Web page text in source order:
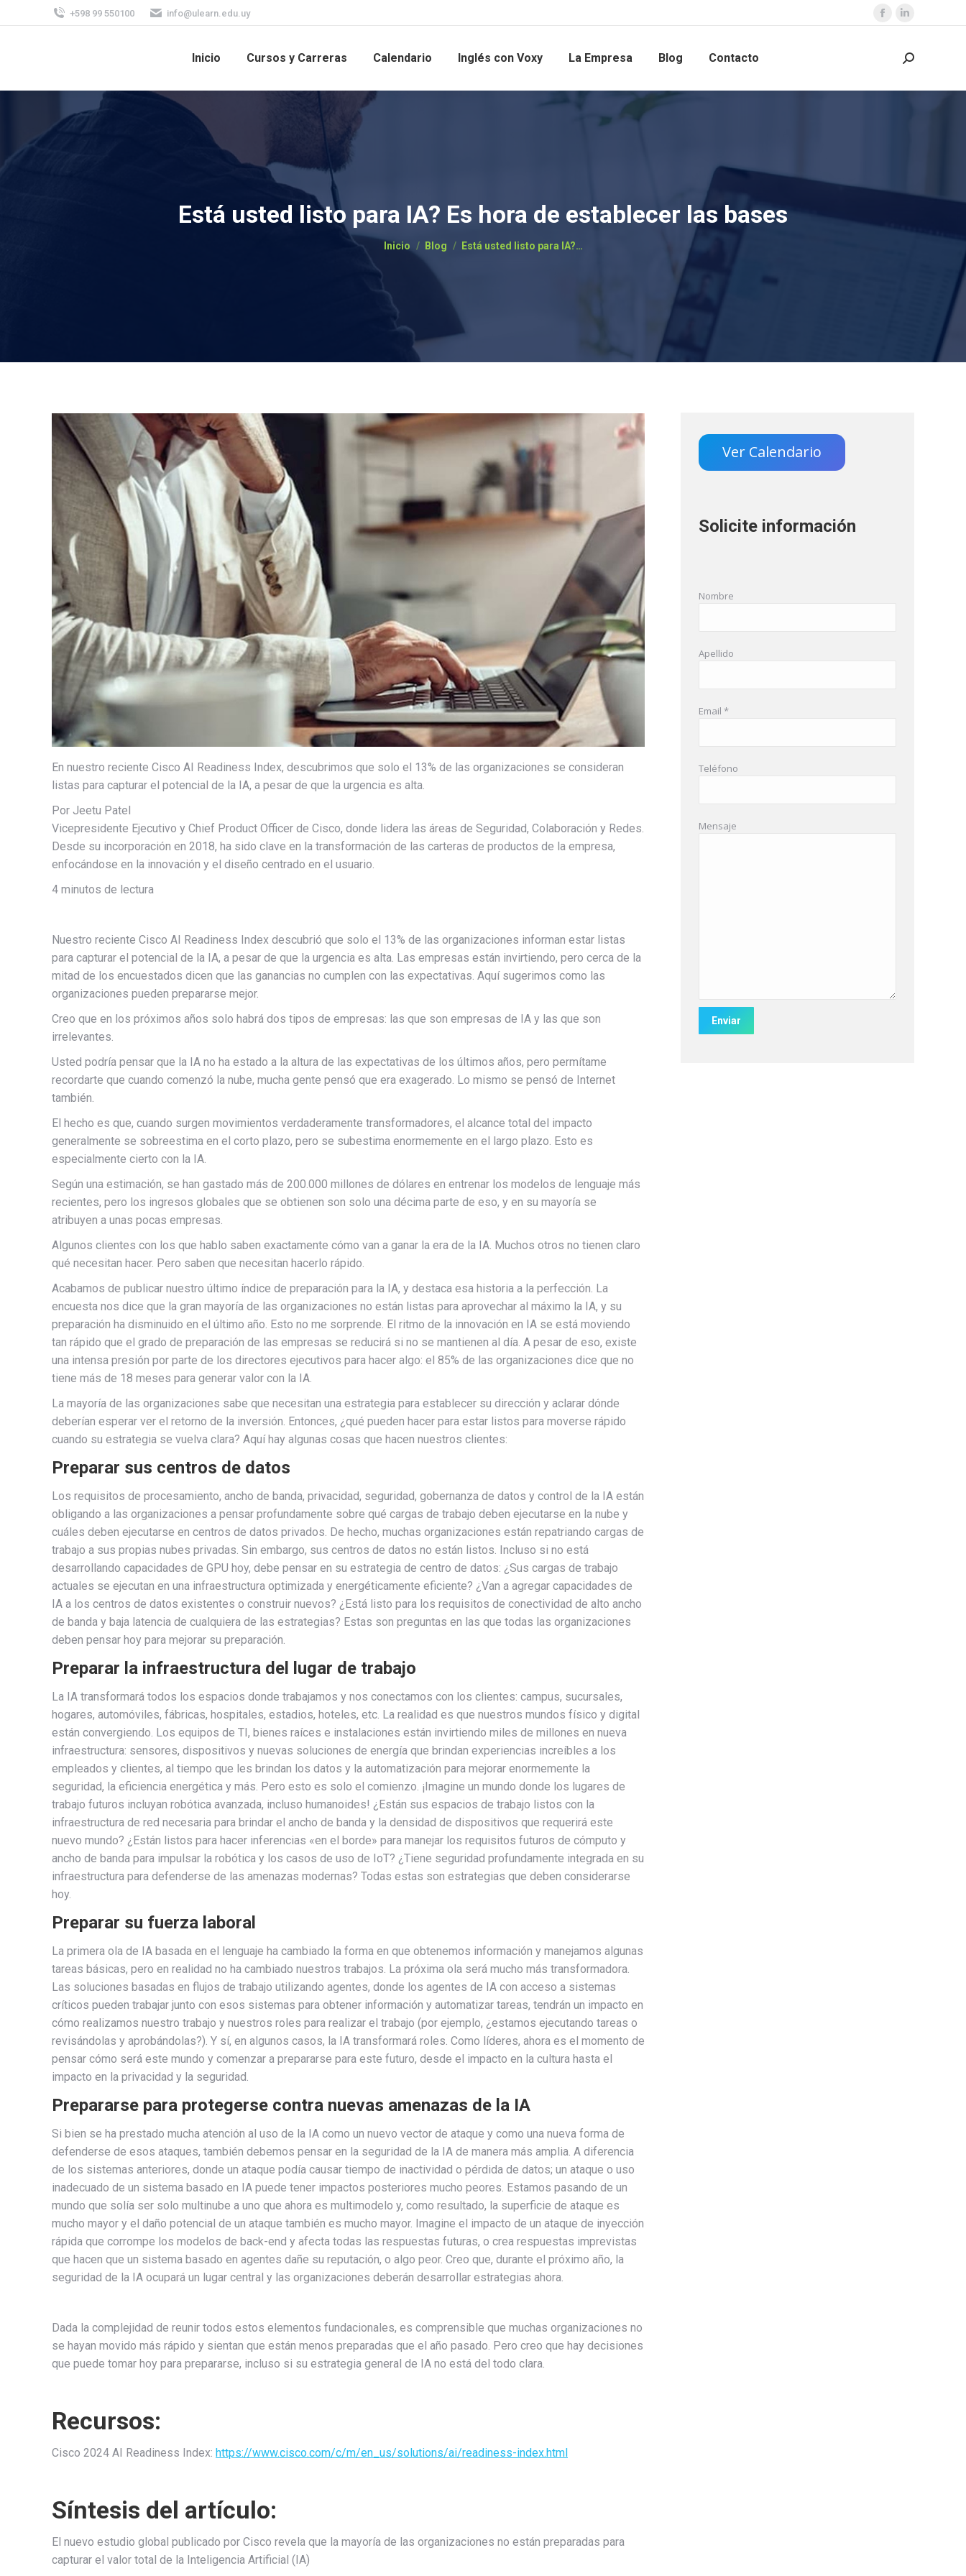
+598 99 550100 info@ulearn.edu.uy
Inicio Cursos y Carreras Calendario Inglés con Voxy La Empresa Blog Contacto
Está usted listo para IA? Es hora de establecer las bases
Estás aquí:
Inicio Blog Está usted listo para IA?…
En nuestro reciente Cisco AI Readiness Index, descubrimos que solo el 13% de las organizaciones se consideran
listas para capturar el potencial de la IA, a pesar de que la urgencia es alta.
Por Jeetu Patel
Vicepresidente Ejecutivo y Chief Product Officer de Cisco, donde lidera las áreas de Seguridad, Colaboración y Redes.
Desde su incorporación en 2018, ha sido clave en la transformación de las carteras de productos de la empresa,
enfocándose en la innovación y el diseño centrado en el usuario.
4 minutos de lectura
Nuestro reciente Cisco AI Readiness Index descubrió que solo el 13% de las organizaciones informan estar listas
para capturar el potencial de la IA, a pesar de que la urgencia es alta. Las empresas están invirtiendo, pero cerca de la
mitad de los encuestados dicen que las ganancias no cumplen con las expectativas. Aquí sugerimos como las
organizaciones pueden prepararse mejor.
Creo que en los próximos años solo habrá dos tipos de empresas: las que son empresas de IA y las que son
irrelevantes.
Usted podría pensar que la IA no ha estado a la altura de las expectativas de los últimos años, pero permítame
recordarte que cuando comenzó la nube, mucha gente pensó que era exagerado. Lo mismo se pensó de Internet
también.
El hecho es que, cuando surgen movimientos verdaderamente transformadores, el alcance total del impacto
generalmente se sobreestima en el corto plazo, pero se subestima enormemente en el largo plazo. Esto es
especialmente cierto con la IA.
Según una estimación, se han gastado más de 200.000 millones de dólares en entrenar los modelos de lenguaje más
recientes, pero los ingresos globales que se obtienen son solo una décima parte de eso, y en su mayoría se
atribuyen a unas pocas empresas.
Algunos clientes con los que hablo saben exactamente cómo van a ganar la era de la IA. Muchos otros no tienen claro
qué necesitan hacer. Pero saben que necesitan hacerlo rápido.
Acabamos de publicar nuestro último índice de preparación para la IA, y destaca esa historia a la perfección. La
encuesta nos dice que la gran mayoría de las organizaciones no están listas para aprovechar al máximo la IA, y su
preparación ha disminuido en el último año. Esto no me sorprende. El ritmo de la innovación en IA se está moviendo
tan rápido que el grado de preparación de las empresas se reducirá si no se mantienen al día. A pesar de eso, existe
una intensa presión por parte de los directores ejecutivos para hacer algo: el 85% de las organizaciones dice que no
tiene más de 18 meses para generar valor con la IA.
La mayoría de las organizaciones sabe que necesitan una estrategia para establecer su dirección y aclarar dónde
deberían esperar ver el retorno de la inversión. Entonces, ¿qué pueden hacer para estar listos para moverse rápido
cuando su estrategia se vuelva clara? Aquí hay algunas cosas que hacen nuestros clientes:
Preparar sus centros de datos
Los requisitos de procesamiento, ancho de banda, privacidad, seguridad, gobernanza de datos y control de la IA están
obligando a las organizaciones a pensar profundamente sobre qué cargas de trabajo deben ejecutarse en la nube y
cuáles deben ejecutarse en centros de datos privados. De hecho, muchas organizaciones están repatriando cargas de
trabajo a sus propias nubes privadas. Sin embargo, sus centros de datos no están listos. Incluso si no está
desarrollando capacidades de GPU hoy, debe pensar en su estrategia de centro de datos: ¿Sus cargas de trabajo
actuales se ejecutan en una infraestructura optimizada y energéticamente eficiente? ¿Van a agregar capacidades de
IA a los centros de datos existentes o construir nuevos? ¿Está listo para los requisitos de conectividad de alto ancho
de banda y baja latencia de cualquiera de las estrategias? Estas son preguntas en las que todas las organizaciones
deben pensar hoy para mejorar su preparación.
Preparar la infraestructura del lugar de trabajo
La IA transformará todos los espacios donde trabajamos y nos conectamos con los clientes: campus, sucursales,
hogares, automóviles, fábricas, hospitales, estadios, hoteles, etc. La realidad es que nuestros mundos físico y digital
están convergiendo. Los equipos de TI, bienes raíces e instalaciones están invirtiendo miles de millones en nueva
infraestructura: sensores, dispositivos y nuevas soluciones de energía que brindan experiencias increíbles a los
empleados y clientes, al tiempo que les brindan los datos y la automatización para mejorar enormemente la
seguridad, la eficiencia energética y más. Pero esto es solo el comienzo. ¡Imagine un mundo donde los lugares de
trabajo futuros incluyan robótica avanzada, incluso humanoides! ¿Están sus espacios de trabajo listos con la
infraestructura de red necesaria para brindar el ancho de banda y la densidad de dispositivos que requerirá este
nuevo mundo? ¿Están listos para hacer inferencias «en el borde» para manejar los requisitos futuros de cómputo y
ancho de banda para impulsar la robótica y los casos de uso de IoT? ¿Tiene seguridad profundamente integrada en su
infraestructura para defenderse de las amenazas modernas? Todas estas son estrategias que deben considerarse
hoy.
Preparar su fuerza laboral
La primera ola de IA basada en el lenguaje ha cambiado la forma en que obtenemos información y manejamos algunas
tareas básicas, pero en realidad no ha cambiado nuestros trabajos. La próxima ola será mucho más transformadora.
Las soluciones basadas en flujos de trabajo utilizando agentes, donde los agentes de IA con acceso a sistemas
críticos pueden trabajar junto con esos sistemas para obtener información y automatizar tareas, tendrán un impacto en
cómo realizamos nuestro trabajo y nuestros roles para realizar el trabajo (por ejemplo, ¿estamos ejecutando tareas o
revisándolas y aprobándolas?). Y sí, en algunos casos, la IA transformará roles. Como líderes, ahora es el momento de
pensar cómo será este mundo y comenzar a prepararse para este futuro, desde el impacto en la cultura hasta el
impacto en la privacidad y la seguridad.
Prepararse para protegerse contra nuevas amenazas de la IA
Si bien se ha prestado mucha atención al uso de la IA como un nuevo vector de ataque y como una nueva forma de
defenderse de esos ataques, también debemos pensar en la seguridad de la IA de manera más amplia. A diferencia
de los sistemas anteriores, donde un ataque podía causar tiempo de inactividad o pérdida de datos; un ataque o uso
inadecuado de un sistema basado en IA puede tener impactos posteriores mucho peores. Estamos pasando de un
mundo que solía ser solo multinube a uno que ahora es multimodelo y, como resultado, la superficie de ataque es
mucho mayor y el daño potencial de un ataque también es mucho mayor. Imagine el impacto de un ataque de inyección
rápida que corrompe los modelos de back-end y afecta todas las respuestas futuras, o crea respuestas imprevistas
que hacen que un sistema basado en agentes dañe su reputación, o algo peor. Creo que, durante el próximo año, la
seguridad de la IA ocupará un lugar central y las organizaciones deberán desarrollar estrategias ahora.
Dada la complejidad de reunir todos estos elementos fundacionales, es comprensible que muchas organizaciones no
se hayan movido más rápido y sientan que están menos preparadas que el año pasado. Pero creo que hay decisiones
que puede tomar hoy para prepararse, incluso si su estrategia general de IA no está del todo clara.
Recursos:
Cisco 2024 AI Readiness Index: https://www.cisco.com/c/m/en_us/solutions/ai/readiness-index.html
Síntesis del artículo:
El nuevo estudio global publicado por Cisco revela que la mayoría de las organizaciones no están preparadas para
capturar el valor total de la Inteligencia Artificial (IA)
Ver Calendario
Solicite información
Nombre
Apellido
Email *
Teléfono
Mensaje